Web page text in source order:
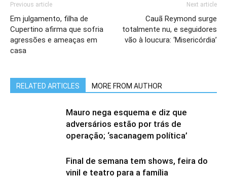
Previous article
Em julgamento, filha de
Cupertino afirma que sofria
agressões e ameaças em
casa
Next article
Cauã Reymond surge
totalmente nu, e seguidores
vão à loucura: ‘Misericórdia’
RELATED ARTICLES MORE FROM AUTHOR
Mauro nega esquema e diz que
adversários estão por trás de
operação; ‘sacanagem política’
Final de semana tem shows, feira do
vinil e teatro para a família